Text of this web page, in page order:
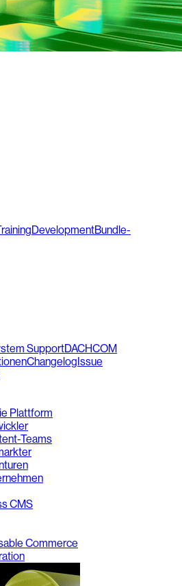
DevelopmentBundle-
SupportDACHCOM
ChangelogIssue
Plattform
Teams
CMS
Commerce